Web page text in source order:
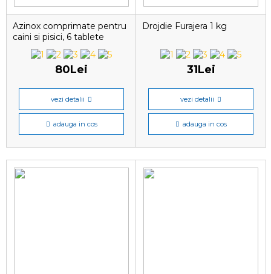
Azinox comprimate pentru
caini si pisici, 6 tablete
80Lei
vezi detalii
adauga in cos
Drojdie Furajera 1 kg
31Lei
vezi detalii
adauga in cos